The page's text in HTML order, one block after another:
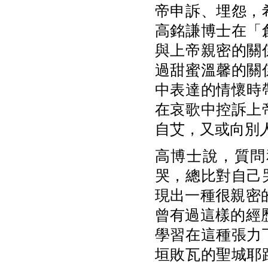
帝申訴、埋怨，
高銘謙博士在「
與上帝親密的關
過甜蜜溫馨的關
中表達的情懷時
在哀歌中控訴上
自艾，又或向別
高博士說，質
哭，總比對自
現出一種很親密
曾有過這樣的經
學習在這種張力
垣敗瓦的聖城耶